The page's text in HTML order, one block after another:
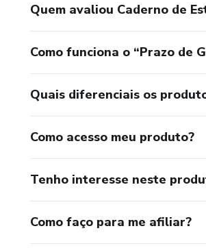
Quem avaliou Caderno de
Como funciona o “Prazo de
Quais diferenciais os
Como acesso meu produto?
Tenho interesse neste
Como faço para me afiliar?